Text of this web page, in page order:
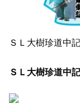
ＳＬ大樹珍道中
ＳＬ大樹珍道中